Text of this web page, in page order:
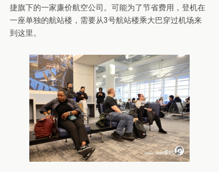
捷旗下的一家廉价航空公司。可能为了节省费用，登机在
一座单独的航站楼，需要从3号航站楼乘大巴穿过机场来
到这里。